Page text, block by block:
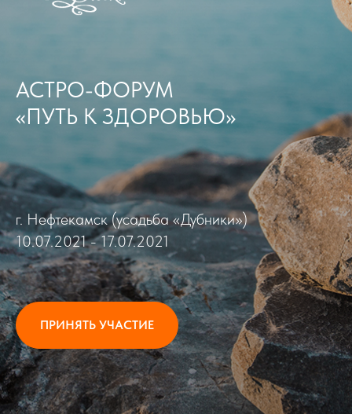
АСТРО-ФОРУМ
«ПУТЬ К ЗДОРОВЬЮ»
г. Нефтекамск (усадьба «Дубники»)
10.07.2021 - 17.07.2021
ПРИНЯТЬ УЧАСТИЕ